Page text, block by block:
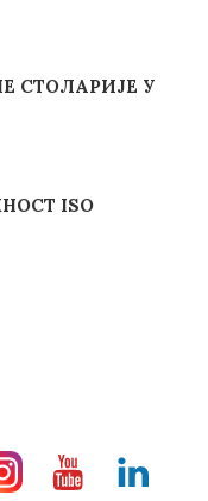
СТОЛАРИЈЕ У
ISO
YoutubeLinkedin